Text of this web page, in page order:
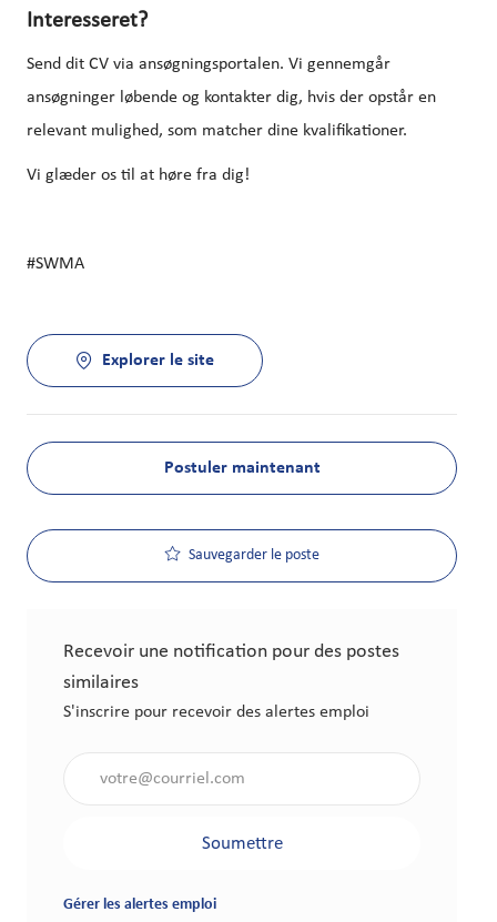
Interesseret?
Send dit CV via ansøgningsportalen. Vi gennemgår
ansøgninger løbende og kontakter dig, hvis der opstår en
relevant mulighed, som matcher dine kvalifikationer.
Vi glæder os til at høre fra dig!
#SWMA
Explorer le site
Postuler maintenant
Sauvegarder le poste
Recevoir une notification pour des postes
similaires
S'inscrire pour recevoir des alertes emploi
Soumettre
Gérer les alertes emploi